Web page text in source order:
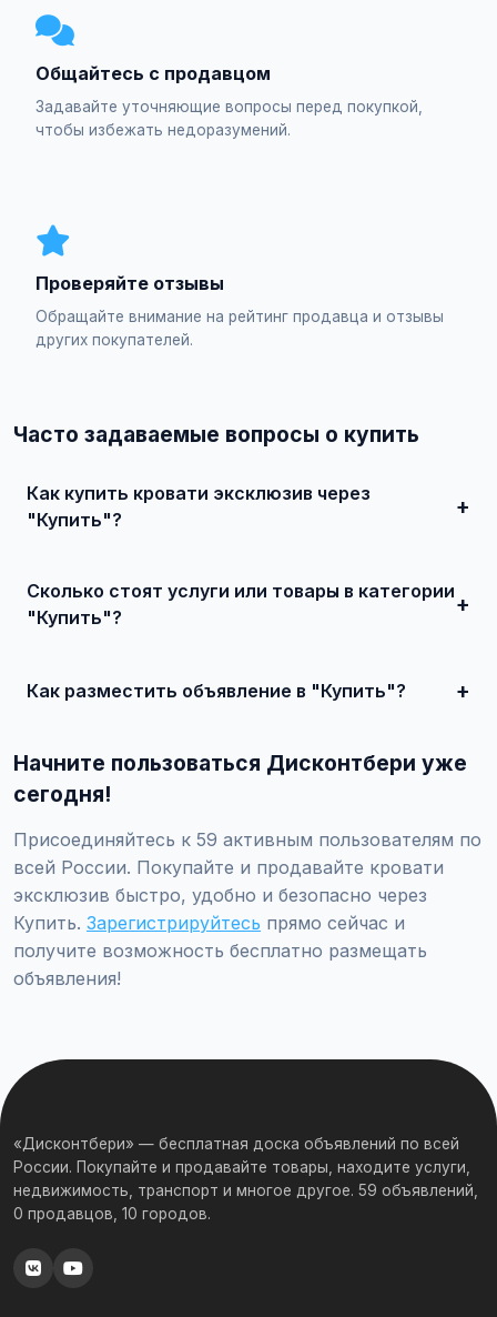
Общайтесь с продавцом
Задавайте уточняющие вопросы перед покупкой,
чтобы избежать недоразумений.
Проверяйте отзывы
Обращайте внимание на рейтинг продавца и отзывы
других покупателей.
Часто задаваемые вопросы о купить
Как купить кровати эксклюзив через
"Купить"?
и договоритесь о сделке.
Сколько стоят услуги или товары в категории
"Купить"?
Как разместить объявление в "Купить"?
эксклюзив / Купить", заполните форму и опубликуйте.
Первые объявления — бесплатно!
Начните пользоваться Дисконтбери уже
сегодня!
Присоединяйтесь к 59 активным пользователям по
всей России. Покупайте и продавайте кровати
эксклюзив быстро, удобно и безопасно через
Купить. Зарегистрируйтесь прямо сейчас и
получите возможность бесплатно размещать
объявления!
«Дисконтбери» — бесплатная доска объявлений по всей
России. Покупайте и продавайте товары, находите услуги,
недвижимость, транспорт и многое другое. 59 объявлений,
0 продавцов, 10 городов.